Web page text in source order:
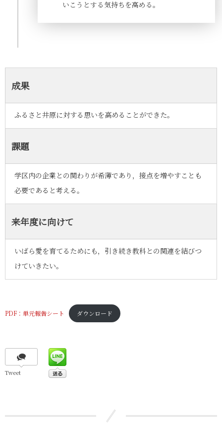
いこうとする気持ちを高める。
成果
ふるさと井原に対する思いを高めることができた。
課題
学区内の企業との関わりが希薄であり，接点を増やすことも
必要であると考える。
来年度に向けて
いばら愛を育てるためにも，引き続き教科との関連を結びつ
けていきたい。
PDF：単元報告シート ダウンロード
Tweet